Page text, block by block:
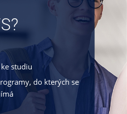
studiu
do kterých se